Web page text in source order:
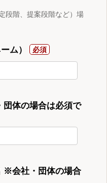
段階、提案段階など）場
ム）
体の場合は必須で
※会社・団体の場合